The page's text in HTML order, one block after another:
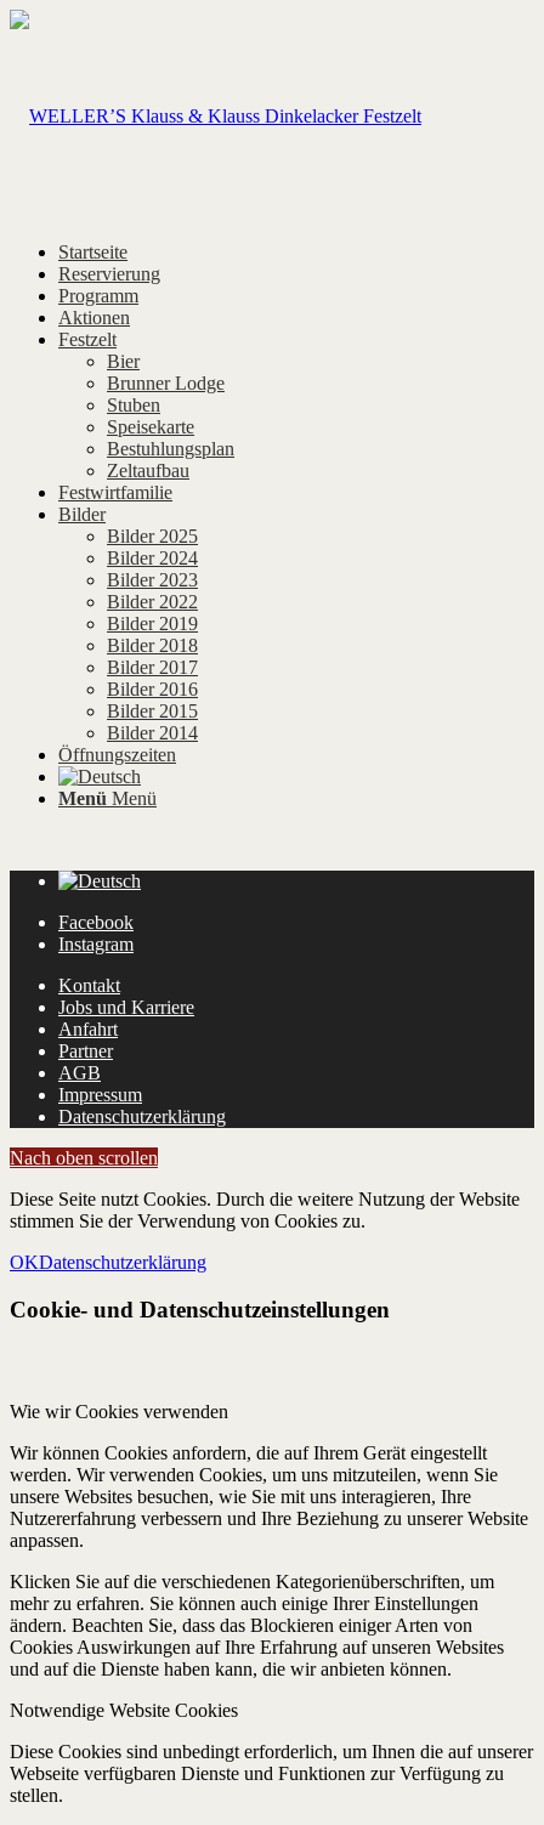
Startseite
Reservierung
Programm
Aktionen
Festzelt
Bier
Brunner Lodge
Stuben
Speisekarte
Bestuhlungsplan
Zeltaufbau
Festwirtfamilie
Bilder
Bilder 2025
Bilder 2024
Bilder 2023
Bilder 2022
Bilder 2019
Bilder 2018
Bilder 2017
Bilder 2016
Bilder 2015
Bilder 2014
Öffnungszeiten
Menü Menü
Facebook
Instagram
Kontakt
Jobs und Karriere
Anfahrt
Partner
AGB
Impressum
Datenschutzerklärung
Nach oben scrollen
Diese Seite nutzt Cookies. Durch die weitere Nutzung der Website
stimmen Sie der Verwendung von Cookies zu.
OKDatenschutzerklärung
Cookie- und Datenschutzeinstellungen
Wie wir Cookies verwenden
Wir können Cookies anfordern, die auf Ihrem Gerät eingestellt
werden. Wir verwenden Cookies, um uns mitzuteilen, wenn Sie
unsere Websites besuchen, wie Sie mit uns interagieren, Ihre
Nutzererfahrung verbessern und Ihre Beziehung zu unserer Website
anpassen.
Klicken Sie auf die verschiedenen Kategorienüberschriften, um
mehr zu erfahren. Sie können auch einige Ihrer Einstellungen
ändern. Beachten Sie, dass das Blockieren einiger Arten von
Cookies Auswirkungen auf Ihre Erfahrung auf unseren Websites
und auf die Dienste haben kann, die wir anbieten können.
Notwendige Website Cookies
Diese Cookies sind unbedingt erforderlich, um Ihnen die auf unserer
Webseite verfügbaren Dienste und Funktionen zur Verfügung zu
stellen.